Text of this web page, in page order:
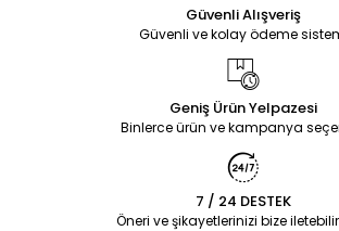
Güvenli Alışveriş
Güvenli ve kolay ödeme
Geniş Ürün Yelpazesi
Binlerce ürün ve kampanya
7 / 24 DESTEK
Öneri ve şikayetlerinizi bize